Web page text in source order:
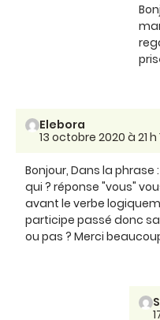
pris
Elebora
13 octobre 2020 à 21 h
Bonjour, Dans la phrase
qui ? réponse "vous"
avant le verbe
participe passé donc
ou pas ? Merci